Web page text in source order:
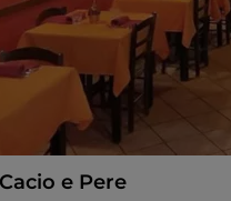
Cacio e Pere